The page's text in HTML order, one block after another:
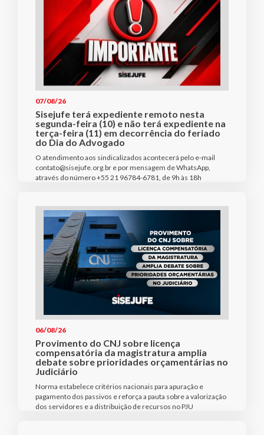
07/08/26
Sisejufe terá expediente remoto nesta
segunda-feira (10) e não terá expediente na
terça-feira (11) em decorrência do feriado
do Dia do Advogado
O atendimento aos sindicalizados acontecerá pelo e-mail
contato@sisejufe.org.br e por mensagem de WhatsApp,
através do número +55 21 96784-6781, de 9h às 18h
06/08/26
Provimento do CNJ sobre licença
compensatória da magistratura amplia
debate sobre prioridades orçamentárias no
Judiciário
Norma estabelece critérios nacionais para apuração e
pagamento dos passivos e reforça a pauta sobre a valorização
dos servidores e a distribuição de recursos no PJU